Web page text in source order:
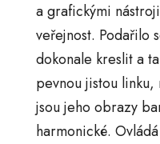
a grafickými
veřejnost. Podařilo
dokonale kreslit a
pevnou jistou
jsou jeho obrazy
harmonické.